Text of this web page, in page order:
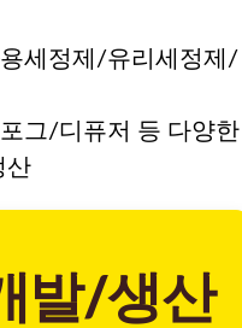
세정제/유리세정제/
그/디퓨저 등 다양한
산
발/생산